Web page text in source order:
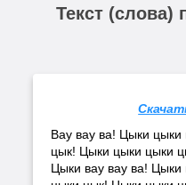
Текст (слова)
Вау вау ва! Цыки
цык! Цыки цыки цыки
Цыки вау вау ва!